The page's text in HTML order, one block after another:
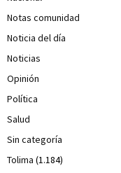
Notas comunidad
Noticia del día
Noticias
Opinión
Política
Salud
Sin categoría
Tolima (1.184)